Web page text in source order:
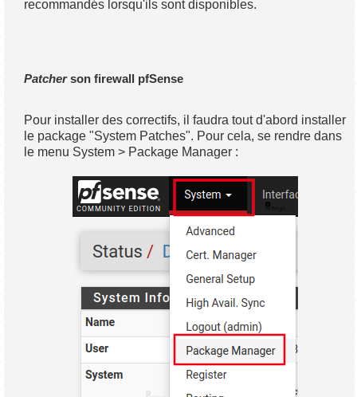
recommandés lorsqu'ils sont disponibles.
Patcherson firewall pfSense
Pour installer des correctifs, il faudra tout d'abord installer
le package "System Patches". Pour cela, se rendre dans
le menu System > Package Manager :